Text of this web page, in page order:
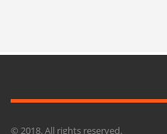
© 2018. All rights reserved.